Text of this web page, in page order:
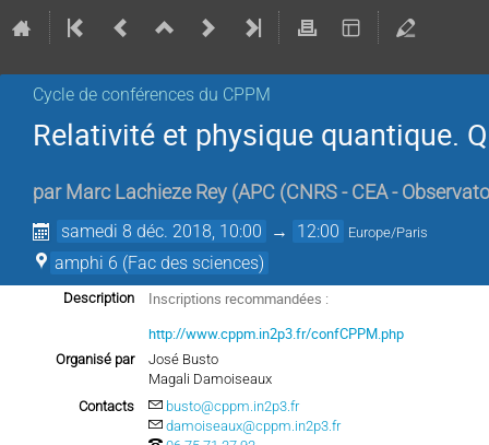
Cycle de conférences du CPPM
Relativité et physique quantique.
par Marc Lachieze Rey (APC (CNRS - CEA -
samedi 8 déc. 2018, 10:00 → 12:00 Europe/Paris
amphi 6 (Fac des sciences)
Description
Inscriptions recommandées :
http://www.cppm.in2p3.fr/confCPPM.php
Organisé par
José Busto
Magali Damoiseaux
Contacts
busto@cppm.in2p3.fr
damoiseaux@cppm.in2p3.fr